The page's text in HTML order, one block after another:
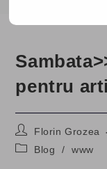
pentru
Post
author:
Florin Grozea
PostBlog / www